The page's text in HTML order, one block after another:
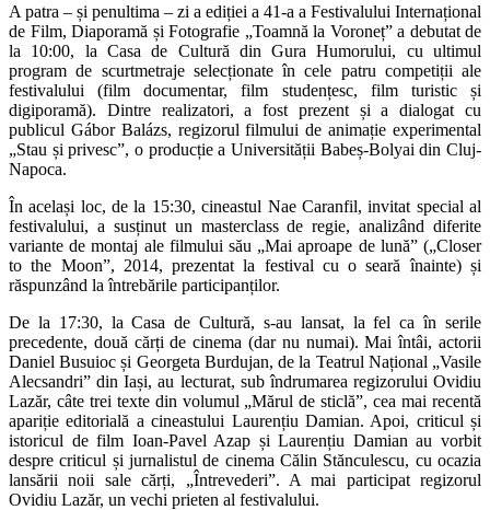
A patra – și penultima – zi a ediției a 41-a a Festivalului Internațional
de Film, Diaporamă și Fotografie „Toamnă la Voroneț” a debutat de
la 10:00, la Casa de Cultură din Gura Humorului, cu ultimul
program de scurtmetraje selecționate în cele patru competiții ale
festivalului (film documentar, film studențesc, film turistic și
digiporamă). Dintre realizatori, a fost prezent și a dialogat cu
publicul Gábor Balázs, regizorul filmului de animație experimental
„Stau și privesc”, o producție a Universității Babeș-Bolyai din Cluj-
Napoca.
În același loc, de la 15:30, cineastul Nae Caranfil, invitat special al
festivalului, a susținut un masterclass de regie, analizând diferite
variante de montaj ale filmului său „Mai aproape de lună” („Closer
to the Moon”, 2014, prezentat la festival cu o seară înainte) și
răspunzând la întrebările participanților.
De la 17:30, la Casa de Cultură, s-au lansat, la fel ca în serile
precedente, două cărți de cinema (dar nu numai). Mai întâi, actorii
Daniel Busuioc și Georgeta Burdujan, de la Teatrul Național „Vasile
Alecsandri” din Iași, au lecturat, sub îndrumarea regizorului Ovidiu
Lazăr, câte trei texte din volumul „Mărul de sticlă”, cea mai recentă
apariție editorială a cineastului Laurențiu Damian. Apoi, criticul și
istoricul de film Ioan-Pavel Azap și Laurențiu Damian au vorbit
despre criticul și jurnalistul de cinema Călin Stănculescu, cu ocazia
lansării noii sale cărți, „Întrevederi”. A mai participat regizorul
Ovidiu Lazăr, un vechi prieten al festivalului.